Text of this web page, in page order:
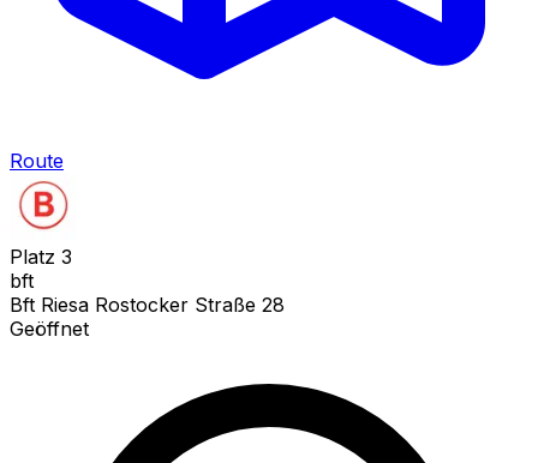
Route
Platz 3
bft
Bft Riesa Rostocker Straße 28
Geöffnet